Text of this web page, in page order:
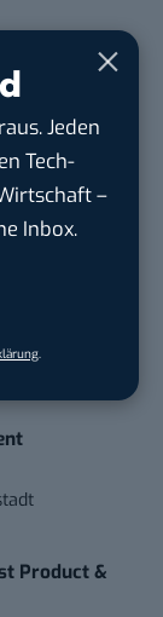
Jeden
Tech-
–
Inbox.
.
(m/w/d)
Product &